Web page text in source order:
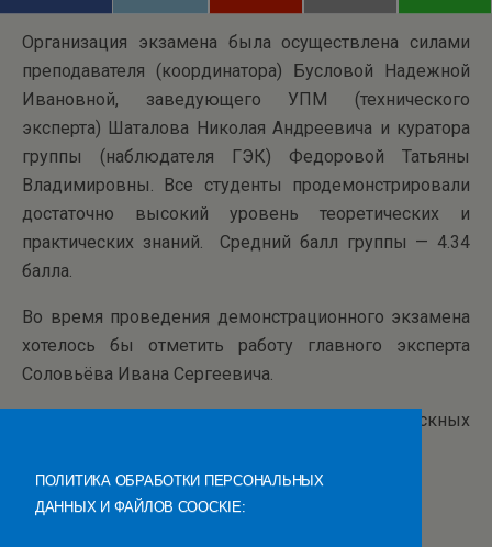
Организация экзамена была осуществлена силами
преподавателя (координатора) Бусловой Надежной
Ивановной, заведующего УПМ (технического
эксперта) Шаталова Николая Андреевича и куратора
группы (наблюдателя ГЭК) Федоровой Татьяны
Владимировны. Все студенты продемонстрировали
достаточно высокий уровень теоретических и
практических знаний. Средний балл группы — 4.34
балла.
Во время проведения демонстрационного экзамена
хотелось бы отметить работу главного эксперта
Соловьёва Ивана Сергеевича.
Средний балл защиты выпускных
ПОЛИТИКА ОБРАБОТКИ ПЕРСОНАЛЬНЫХ
ДАННЫХ И ФАЙЛОВ COOCKIE: